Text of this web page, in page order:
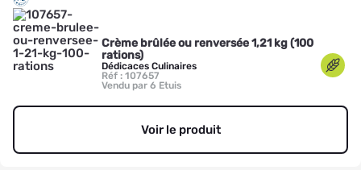
Crème brûlée ou renversée 1,21 kg (100
rations)
Dédicaces Culinaires
Réf : 107657
Vendu par 6 Etuis
Voir le produit